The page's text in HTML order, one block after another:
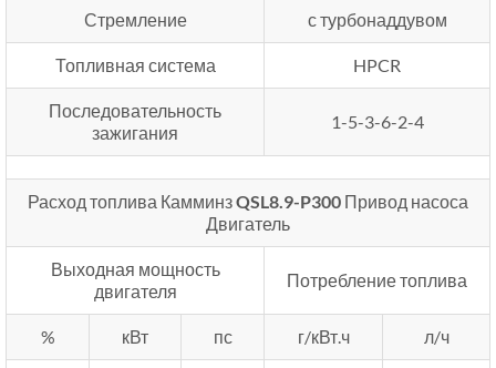
Стремление с турбонаддувом
Топливная система HPCR
Последовательность
зажигания
1-5-3-6-2-4
Расход топлива КамминзQSL8.9-P300 Привод насоса
Двигатель
Выходная мощность
двигателя
Потребление топлива
% кВт пс г/кВт.ч л/ч